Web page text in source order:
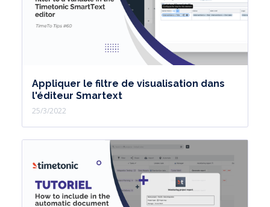
Appliquer le filtre de visualisation dans
l'éditeur Smartext
25/3/2022